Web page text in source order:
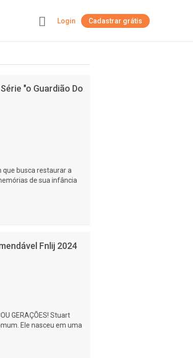
Login Cadastrar grátis
"o Guardião Do
que busca restaurar a
de sua infância
Fnlij 2024
GERAÇÕES! Stuart
Ele nasceu em uma